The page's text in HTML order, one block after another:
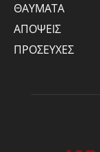
ΘΑΥΜΑΤΑ
ΑΠΟΨΕΙΣ
ΠΡΟΣΕΥΧΕΣ